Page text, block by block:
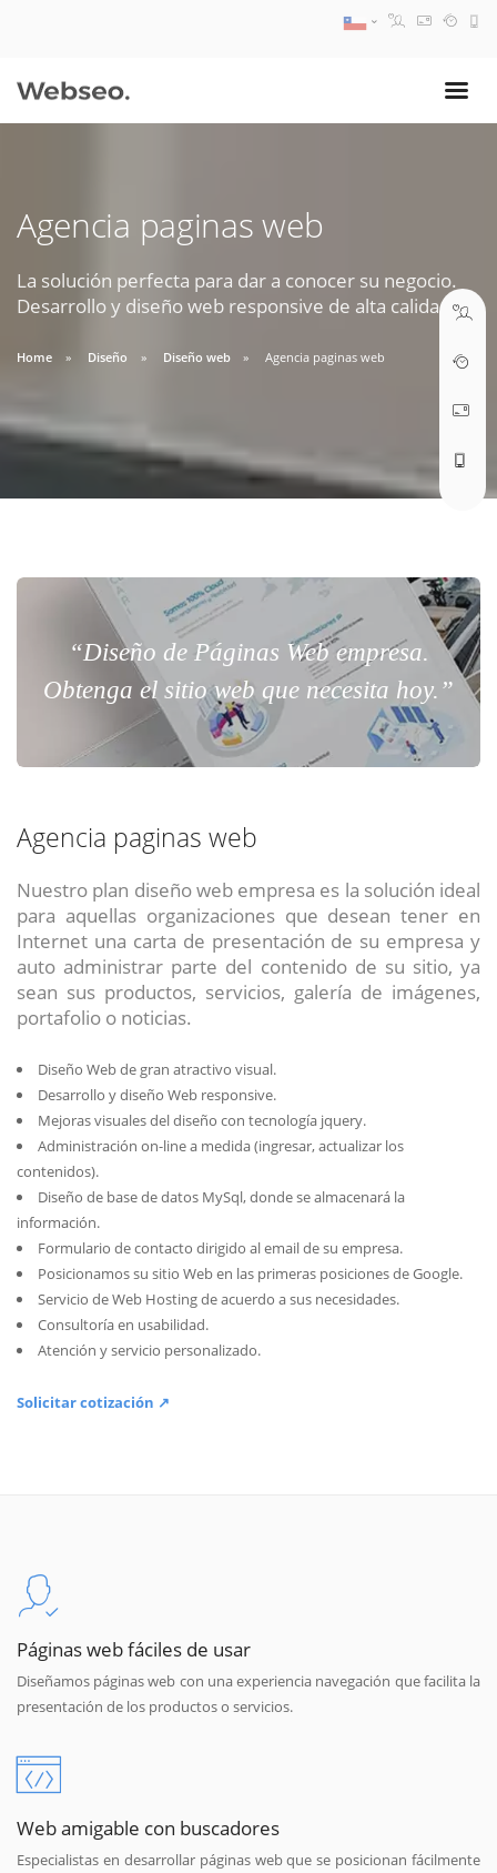
Agencia paginas web
La solución perfecta para dar a conocer su negocio.
Desarrollo y diseño web responsive de alta calidad.
Home Diseño Diseño web Agencia paginas web
“Diseño de Páginas Web empresa.
Obtenga el sitio web que necesita hoy.”
Agencia paginas web
Nuestro plan diseño web empresa es la solución ideal
para aquellas organizaciones que desean tener en
Internet una carta de presentación de su empresa y
auto administrar parte del contenido de su sitio, ya
sean sus productos, servicios, galería de imágenes,
portafolio o noticias.
Diseño Web de gran atractivo visual.
Desarrollo y diseño Web responsive.
Mejoras visuales del diseño con tecnología jquery.
Administración on-line a medida (ingresar, actualizar los
contenidos).
Diseño de base de datos MySql, donde se almacenará la
información.
Formulario de contacto dirigido al email de su empresa.
Posicionamos su sitio Web en las primeras posiciones de Google.
Servicio de Web Hosting de acuerdo a sus necesidades.
Consultoría en usabilidad.
Atención y servicio personalizado.
Solicitar cotización ↗
Páginas web fáciles de usar
Diseñamos páginas web con una experiencia navegación que facilita la
presentación de los productos o servicios.
Web amigable con buscadores
Especialistas en desarrollar páginas web que se posicionan fácilmente
09:30 AM A 18:30 PM
soporte@webseo.cl